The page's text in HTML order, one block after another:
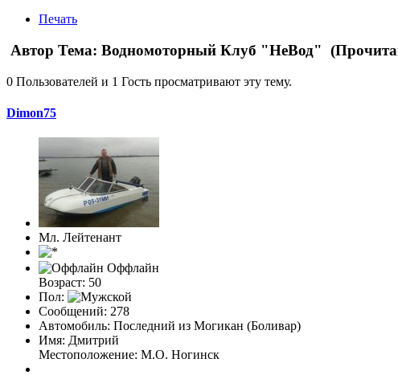
Печать
Автор Тема: Водномоторный Клуб "НеВод"
0 Пользователей и 1 Гость просматривают эту тему.
Dimon75
Мл. Лейтенант
Оффлайн
Возраст: 50
Пол:
Сообщений: 278
Автомобиль: Последний из Могикан (Боливар)
Имя: Дмитрий
Местоположение: М.О. Ногинск